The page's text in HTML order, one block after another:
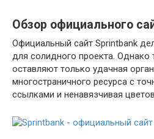
Обзор официального
Официальный сайт Sprintbank
для солидного проекта. Однако
оставляют только удачная
многостраничного ресурса с
ссылками и ненавязчивая